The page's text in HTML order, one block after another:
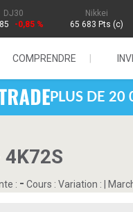
DJ30
-0,85 %
Nikkei
65 683 Pts (c)
COMPRENDRE
PLUS DE 20
4K72S
: - Cours : Variation :